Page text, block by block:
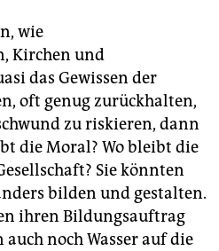
wie
Kirchen und
das Gewissen der
oft genug zurückhalten,
zu riskieren, dann
die Moral? Wo bleibt die
Sie könnten
bilden und gestalten.
ihren Bildungsauftrag
noch Wasser auf die